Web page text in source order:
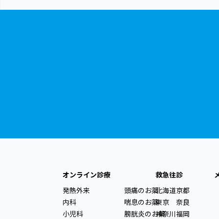
オンライン診療
発熱外来
内科
小児科
頭痛のお薬
喘息のお薬
膀胱炎のお薬
救急往診
北海道
東京
神奈川
京都
奈良
福岡